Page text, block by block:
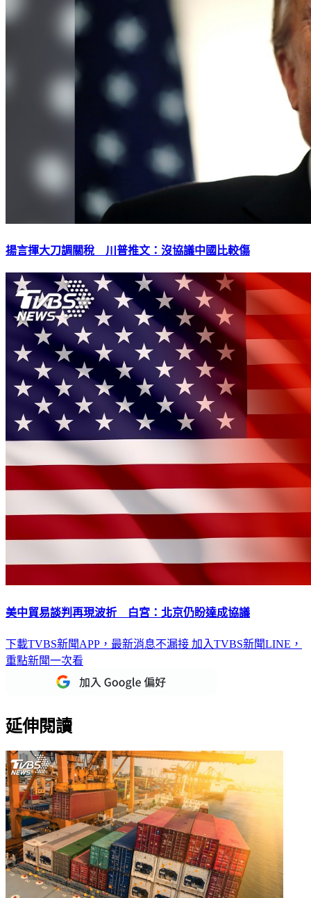
揚言揮大刀調關稅 川普推文：沒協議中國比較傷
美中貿易談判再現波折 白宮：北京仍盼達成協議
下載TVBS新聞APP，最新消息不漏接 加入TVBS新聞LINE，
重點新聞一次看
延伸閱讀